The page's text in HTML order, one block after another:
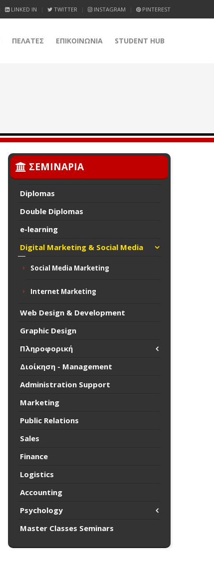
LINKED IN TWITTER INSTAGRAM PINTEREST
ΠΕΛΑΤΕΣ ΕΠΙΚΟΙΝΩΝΙΑ STUDENT HUB
ΣΕΜΙΝΑΡΙΑ
Diplomas
Double Diplomas
e-learning
Digital Marketing & Social Media
Social Media Marketing
Internet Marketing
Web Design & Development
Graphic Design
Πληροφορική
Διοίκηση - Management
Administration Support
Marketing
Public Relations
Sales
Finance
Logistics
Accounting
Psychology
Master Classes Seminars